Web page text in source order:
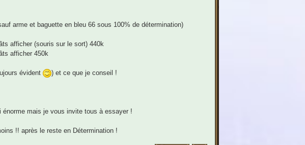
arme et baguette en bleu 66 sous 100% de détermination)
afficher (souris sur le sort) 440k
afficher 450k
évident ) et ce que je conseil !
mais je vous invite tous à essayer !
!! après le reste en Détermination !